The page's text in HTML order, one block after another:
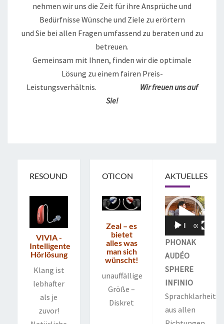
nehmen wir uns die Zeit für ihre Ansprüche und
Bedürfnisse Wünsche und Ziele zu erörtern
und Sie bei allen Fragen umfassend zu beraten und zu
betreuen.
Gemeinsam mit Ihnen, finden wir die optimale
Lösung zu einem fairen Preis-
Leistungsverhältnis. Wir freuen uns auf
Sie!
RESOUND
VIVIA -
Intelligente
Hörlösung
Klang ist
lebhafter
als je
zuvor!
OTICON
Zeal – es
bietet
alles was
man sich
wünscht!
unauffällige
Größe –
Diskret
AKTUELLES
Video-
Player
00:00 00:08
PHONAK
AUDÉO
SPHERE
INFINIO
Sprachklarheit
aus allen